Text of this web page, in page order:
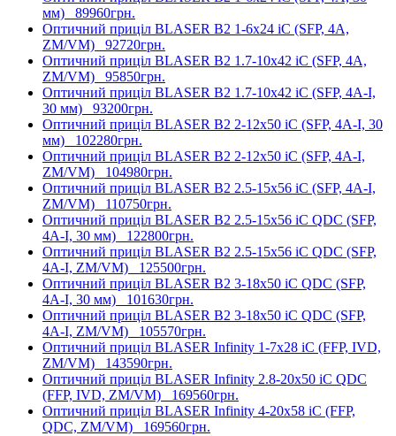
мм) 89960грн.
Оптичний приціл BLASER B2 1-6x24 iC (SFP, 4А,
ZM/VM) 92720грн.
Оптичний приціл BLASER B2 1.7-10x42 iC (SFP, 4А,
ZM/VM) 95850грн.
Оптичний приціл BLASER B2 1.7-10x42 iC (SFP, 4А-I,
30 мм) 93200грн.
Оптичний приціл BLASER B2 2-12x50 iC (SFP, 4А-I, 30
мм) 102280грн.
Оптичний приціл BLASER B2 2-12x50 iC (SFP, 4А-I,
ZM/VM) 104980грн.
Оптичний приціл BLASER B2 2.5-15x56 iC (SFP, 4А-I,
ZM/VM) 110750грн.
Оптичний приціл BLASER B2 2.5-15x56 iC QDC (SFP,
4А-I, 30 мм) 122800грн.
Оптичний приціл BLASER B2 2.5-15x56 iC QDC (SFP,
4А-I, ZM/VM) 125500грн.
Оптичний приціл BLASER B2 3-18x50 iC QDC (SFP,
4А-I, 30 мм) 101630грн.
Оптичний приціл BLASER B2 3-18x50 iC QDC (SFP,
4А-I, ZM/VM) 105570грн.
Оптичний приціл BLASER Infinity 1-7x28 iC (FFP, IVD,
ZM/VM) 143590грн.
Оптичний приціл BLASER Infinity 2.8-20x50 iC QDC
(FFP, IVD, ZM/VM) 169560грн.
Оптичний приціл BLASER Infinity 4-20x58 iC (FFP,
QDC, ZM/VM) 169560грн.